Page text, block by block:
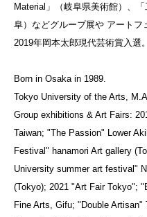
Material」（岐阜県美術館）、
阜）などグループ展や アートフ
2019年岡本太郎現代芸術賞入選。
Born in Osaka in 1989.
Tokyo University of the Arts,
Group exhibitions & Art Fairs:
Taiwan; "The Passion" Lower
Festival" hanamori Art gallery
University summer art festival"
(Tokyo); 2021 "Art Fair Tokyo";
Fine Arts, Gifu; "Double Artisan"